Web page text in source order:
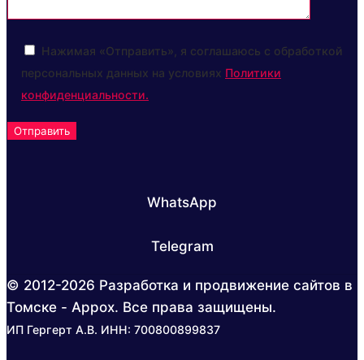
Нажимая «Отправить», я соглашаюсь с обработкой
персональных данных на условиях Политики
конфиденциальности.
WhatsApp
Telegram
© 2012-2026 Разработка и продвижение сайтов в
Томске - Appox. Все права защищены.
ИП Гергерт А.В. ИНН: 700800899837